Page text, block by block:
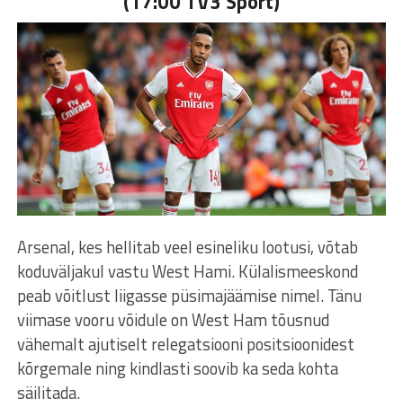
Arsenal, kes hellitab veel esineliku lootusi, võtab
koduväljakul vastu West Hami. Külalismeeskond
peab võitlust liigasse püsimajäämise nimel. Tänu
viimase vooru võidule on West Ham tõusnud
vähemalt ajutiselt relegatsiooni positsioonidest
kõrgemale ning kindlasti soovib ka seda kohta
säilitada.